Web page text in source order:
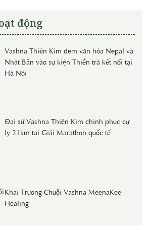
động
Vashna Thiên Kim đem văn hóa Nepal và
Nhật Bản vào sự kiện Thiền trà kết nối tại
Hà Nội
Đại sứ Vashna Thiên Kim chinh phục cự
ly 21km tại Giải Marathon quốc tế
Khai Trương Chuỗi Vashna MeenaKee
Healing